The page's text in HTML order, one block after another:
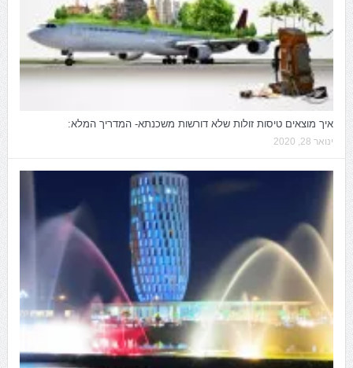
איך מוצאים טיסות זולות שלא דורשות משכנתא- המדריך המלא:
ינואר 28, 2020